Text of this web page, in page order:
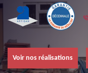
Voir nos réalisations